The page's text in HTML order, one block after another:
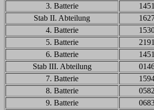
3. Batterie
Stab II. Abteilung
4. Batterie
5. Batterie
6. Batterie
Stab III. Abteilung
7. Batterie
8. Batterie
9. Batterie